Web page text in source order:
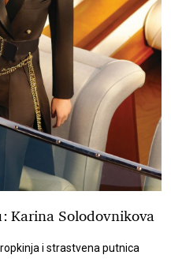
Karina Solodovnikova
i strastvena putnica